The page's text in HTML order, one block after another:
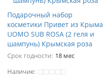
Подарочный набор
косметики Привет из Крыма
UOMO SUB ROSA (2 геля и
шампунь) Крымская роза
Срок годности: 18 мес
Наличие: